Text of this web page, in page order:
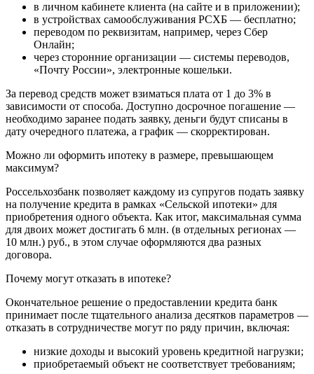
в личном кабинете клиента (на сайте и в приложении);
в устройствах самообслуживания РСХБ — бесплатно;
переводом по реквизитам, например, через Сбер
Онлайн;
через сторонние организации — системы переводов,
«Почту России», электронные кошельки.
За перевод средств может взиматься плата от 1 до 3% в
зависимости от способа. Доступно досрочное погашение —
необходимо заранее подать заявку, деньги будут списаны в
дату очередного платежа, а график — скорректирован.
Можно ли оформить ипотеку в размере, превышающем
максимум?
Россельхозбанк позволяет каждому из супругов подать заявку
на получение кредита в рамках «Сельской ипотеки» для
приобретения одного объекта. Как итог, максимальная сумма
для двоих может достигать 6 млн. (в отдельных регионах —
10 млн.) руб., в этом случае оформляются два разных
договора.
Почему могут отказать в ипотеке?
Окончательное решение о предоставлении кредита банк
принимает после тщательного анализа десятков параметров —
отказать в сотрудничестве могут по ряду причин, включая:
низкие доходы и высокий уровень кредитной нагрузки;
приобретаемый объект не соответствует требованиям;